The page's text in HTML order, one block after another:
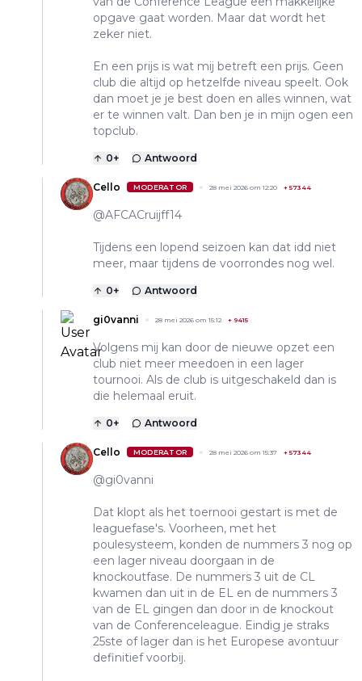
opgave gaat worden. Maar dat wordt het
zeker niet.
En een prijs is wat mij betreft een prijs. Geen
club die altijd op hetzelfde niveau speelt. Ook
dan moet je je best doen en alles winnen, wat
er te winnen valt. Dan ben je in mijn ogen een
topclub.
0+ Antwoord
Cello MODERATOR 28 mei 2026 om 12:20 +57344
@AFCACruijff14
Tijdens een lopend seizoen kan dat idd niet
meer, maar tijdens de voorrondes nog wel.
0+ Antwoord
gi0vanni 28 mei 2026 om 15:12 + 9415
Volgens mij kan door de nieuwe opzet een
club niet meer meedoen in een lager
tournooi. Als de club is uitgeschakeld dan is
die helemaal eruit.
0+ Antwoord
Cello MODERATOR 28 mei 2026 om 15:37 +57344
@gi0vanni
Dat klopt als het toernooi gestart is met de
leaguefase's. Voorheen, met het
poulesysteem, konden de nummers 3 nog op
een lager niveau doorgaan in de
knockoutfase. De nummers 3 uit de CL
kwamen dan uit in de EL en de nummers 3
van de EL gingen dan door in de knockout
van de Conferenceleague. Eindig je straks
25ste of lager dan is het Europese avontuur
definitief voorbij.